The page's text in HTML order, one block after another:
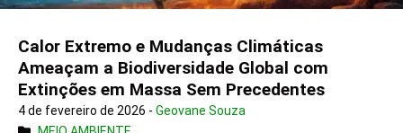
Calor Extremo e Mudanças Climáticas
Ameaçam a Biodiversidade Global com
Extinções em Massa Sem Precedentes
4 de fevereiro de 2026 - Geovane Souza